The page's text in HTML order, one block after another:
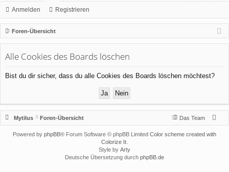
or
en
itg
lie
de
m
el
n
ist
rie
n
Anmelden Registrieren
Foren-Übersicht
Alle Cookies des Boards löschen
Bist du dir sicher, dass du alle Cookies des Boards löschen möchtest?
Mytilus Foren-Übersicht Das Team
Powered by phpBB® Forum Software © phpBB Limited Color scheme created with
Colorize It
Style by Arty
Deutsche Übersetzung durch phpBB.de